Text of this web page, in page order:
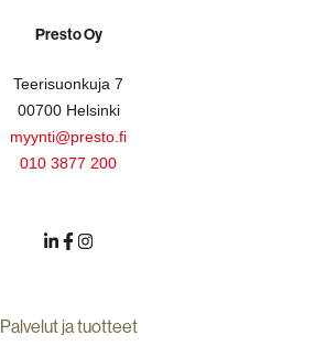
Presto Oy
Teerisuonkuja 7
00700 Helsinki
myynti@presto.fi
010 3877 200
Palvelut ja tuotteet